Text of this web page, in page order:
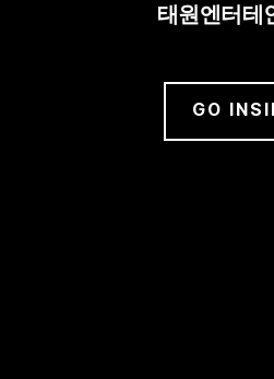
태원엔터테
GO